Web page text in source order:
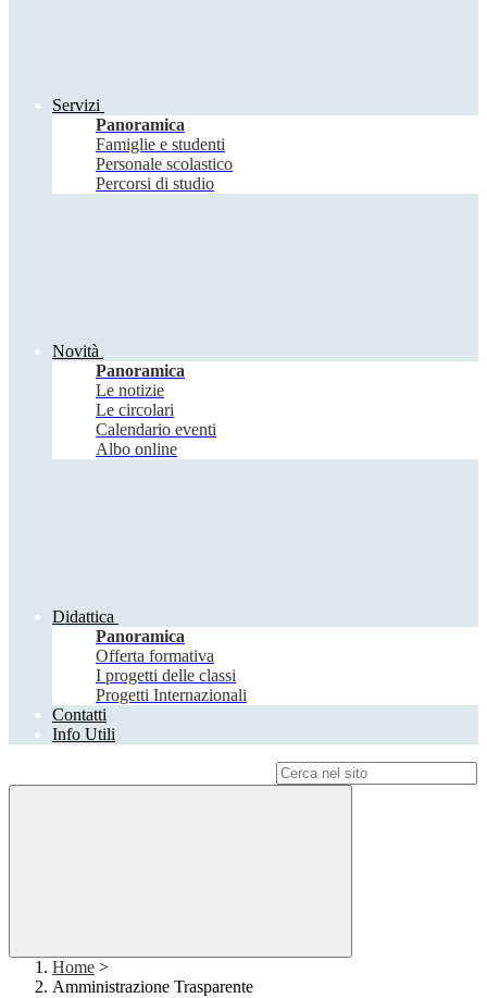
Servizi
Panoramica
Famiglie e studenti
Personale scolastico
Percorsi di studio
Novità
Panoramica
Le notizie
Le circolari
Calendario eventi
Albo online
Didattica
Panoramica
Offerta formativa
I progetti delle classi
Progetti Internazionali
Contatti
Info Utili
Home >
Amministrazione Trasparente